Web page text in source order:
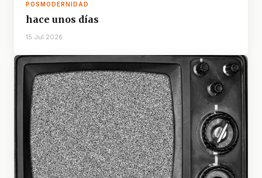
POSMODERNIDAD
hace unos días
15 Jul 2026